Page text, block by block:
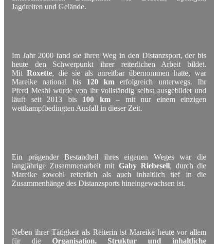
Jagdreiten und Gelände.
Im Jahr 2000 fand sie ihren Weg in den Distanzsport, der bis
heute den Schwerpunkt ihrer reiterlichen Arbeit bildet.
Mit Roxette, die sie als unreitbar übernommen hatte, war
Mareike national bis 120 km erfolgreich unterwegs. Ihr
Pferd Meshi wurde von ihr vollständig selbst ausgebildet und
läuft seit 2013 bis 100 km– mit nur einem einzigen
wettkampfbedingten Ausfall in dieser Zeit.
Ein prägender Bestandteil ihres eigenen Weges war die
langjährige Zusammenarbeit mit Gaby Riebesell, durch die
Mareike sowohl reiterlich als auch inhaltlich tief in die
Zusammenhänge des Distanzsports hineingewachsen ist.
Neben ihrer Tätigkeit als Reiterin ist Mareike heute vor allem
für die Organisation, Struktur und inhaltliche